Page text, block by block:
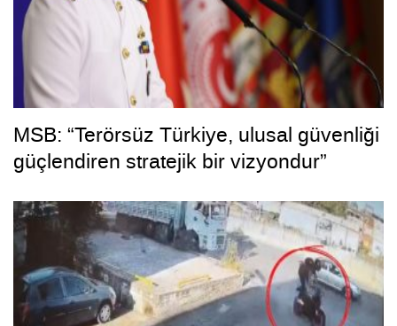
MSB: “Terörsüz Türkiye, ulusal güvenliği
güçlendiren stratejik bir vizyondur”